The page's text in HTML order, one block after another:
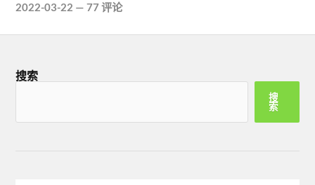
2022-03-22 —77 评论
搜索
搜
索